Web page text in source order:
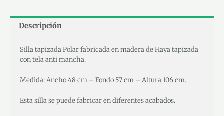
Descripción
Silla tapizada Polar fabricada en madera de Haya tapizada
con tela anti mancha.
Medida: Ancho 48 cm – Fondo 57 cm – Altura 106 cm.
Esta silla se puede fabricar en diferentes acabados.